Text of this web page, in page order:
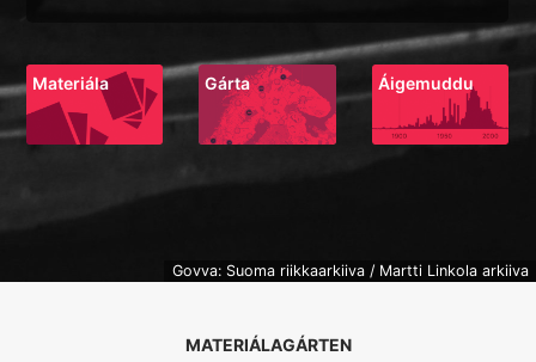
Materiála Gárta Áigemuddu
Govva: Suoma riikkaarkiiva / Martti Linkola arkiiva
MATERIÁLAGÁRTEN